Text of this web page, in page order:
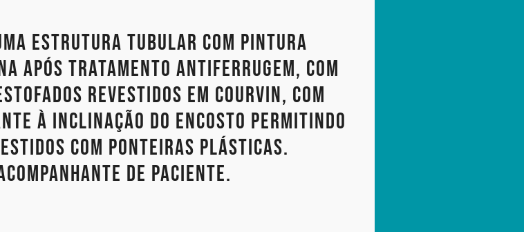
estrutura tubular com pintura
após tratamento antiferrugem, com
revestidos em courvin, com
à inclinação do encosto permitindo
com ponteiras plásticas.
de paciente.